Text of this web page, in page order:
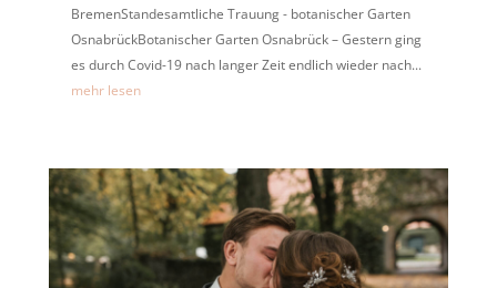
BremenStandesamtliche Trauung - botanischer Garten
OsnabrückBotanischer Garten Osnabrück – Gestern ging
es durch Covid-19 nach langer Zeit endlich wieder nach...
mehr lesen